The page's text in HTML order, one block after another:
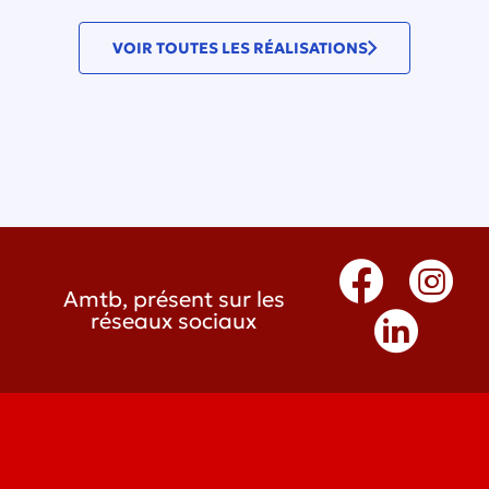
VOIR TOUTES LES RÉALISATIONS
Amtb, présent sur les
réseaux sociaux